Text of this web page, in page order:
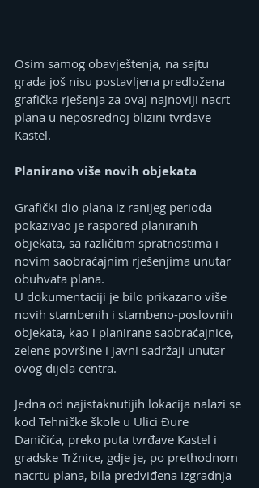
Osim samog obavještenja, na sajtu
grada još nisu postavljena predložena
grafička rješenja za ovaj najnoviji nacrt
plana u neposrednoj blizini tvrđave
Kastel.
Planirano više novih objekata
Grafički dio plana iz ranijeg perioda
pokazivao je raspored planiranih
objekata, sa različitim spratnostima i
novim saobraćajnim rješenjima unutar
obuhvata plana.
U dokumentaciji je bilo prikazano više
novih stambenih i stambeno-poslovnih
objekata, kao i planirane saobraćajnice,
zelene površine i javni sadržaji unutar
ovog dijela centra.
Jedna od najistaknutijih lokacija nalazi se
kod Tehničke škole u Ulici Đure
Daničića, preko puta tvrđave Kastel i
gradske Tržnice, gdje je, po prethodnom
nacrtu plana, bila predviđena izgradnja